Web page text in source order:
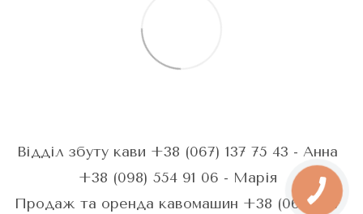
Відділ збуту кави +38 (067) 137 75 43 - Анна
+38 (098) 554 91 06 - Марія
Продаж та оренда кавомашин +38 (067) 287